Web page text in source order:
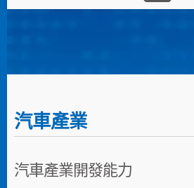
汽車產業
汽車產業開發能力